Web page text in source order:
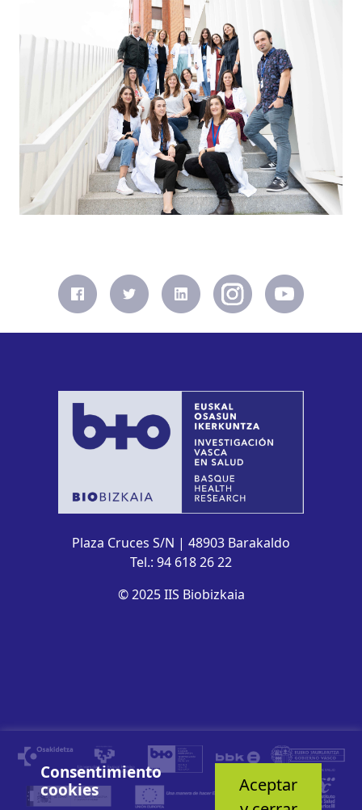
Plaza Cruces S/N | 48903 Barakaldo
Tel.: 94 618 26 22
© 2025 IIS Biobizkaia
Consentimiento
cookies
Aceptar